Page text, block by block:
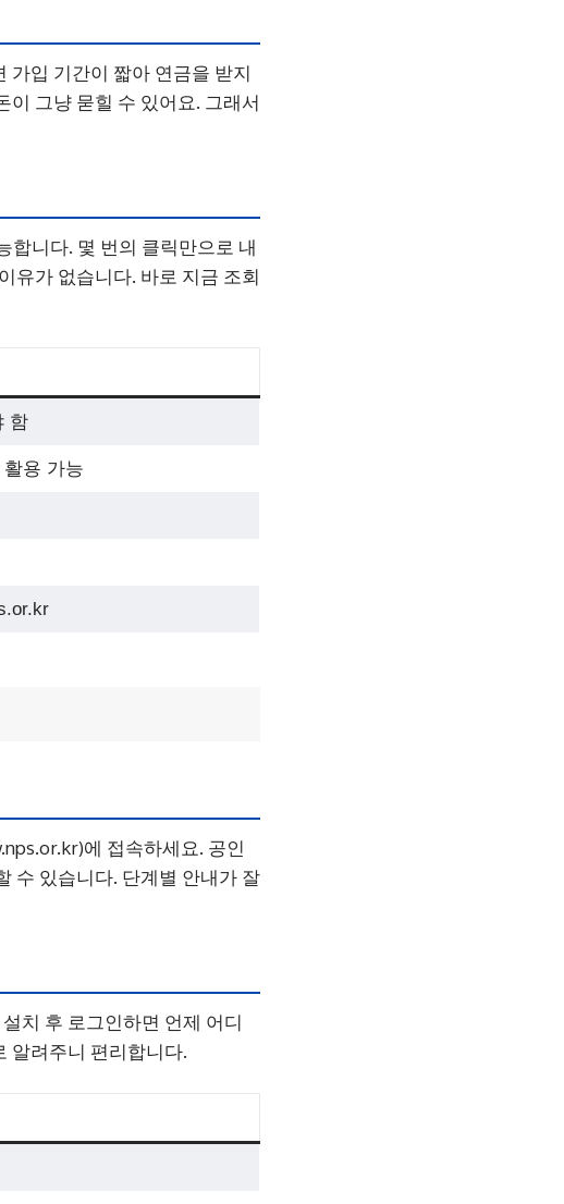
가입 기간이 짧아 연금을 받지
이 그냥 묻힐 수 있어요. 그래서
합니다. 몇 번의 클릭만으로 내
유가 없습니다. 바로 지금 조회
함
용 가능
에 접속하세요. 공인
수 있습니다. 단계별 안내가 잘
치 후 로그인하면 언제 어디
알려주니 편리합니다.